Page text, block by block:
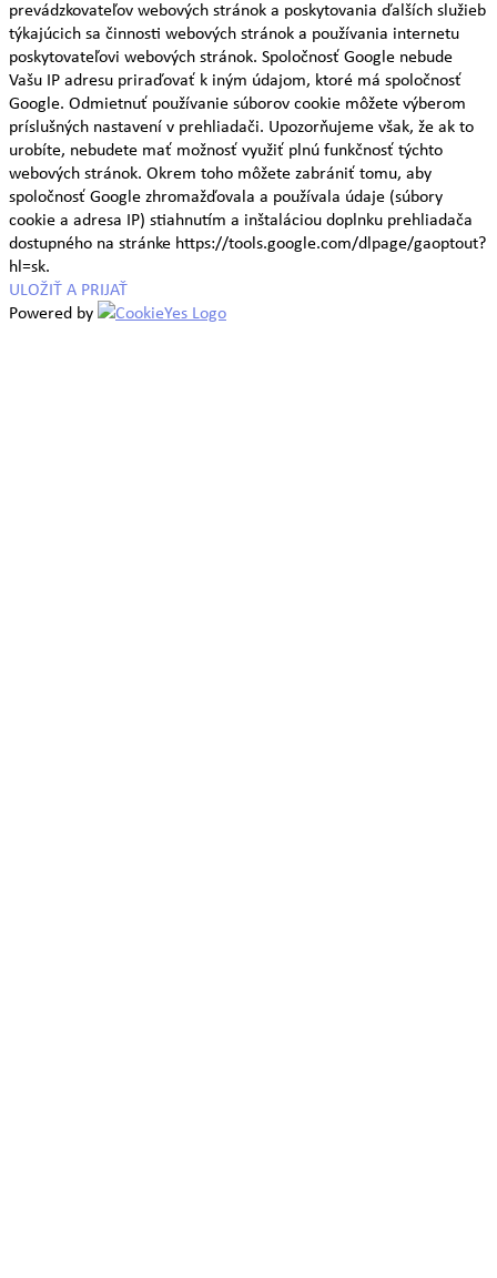
prevádzkovateľov webových stránok a poskytovania ďalších služieb
týkajúcich sa činnosti webových stránok a používania internetu
poskytovateľovi webových stránok. Spoločnosť Google nebude
Vašu IP adresu priraďovať k iným údajom, ktoré má spoločnosť
Google. Odmietnuť používanie súborov cookie môžete výberom
príslušných nastavení v prehliadači. Upozorňujeme však, že ak to
urobíte, nebudete mať možnosť využiť plnú funkčnosť týchto
webových stránok. Okrem toho môžete zabrániť tomu, aby
spoločnosť Google zhromažďovala a používala údaje (súbory
cookie a adresa IP) stiahnutím a inštaláciou doplnku prehliadača
dostupného na stránke https://tools.google.com/dlpage/gaoptout?
hl=sk.
ULOŽIŤ A PRIJAŤ
Powered by